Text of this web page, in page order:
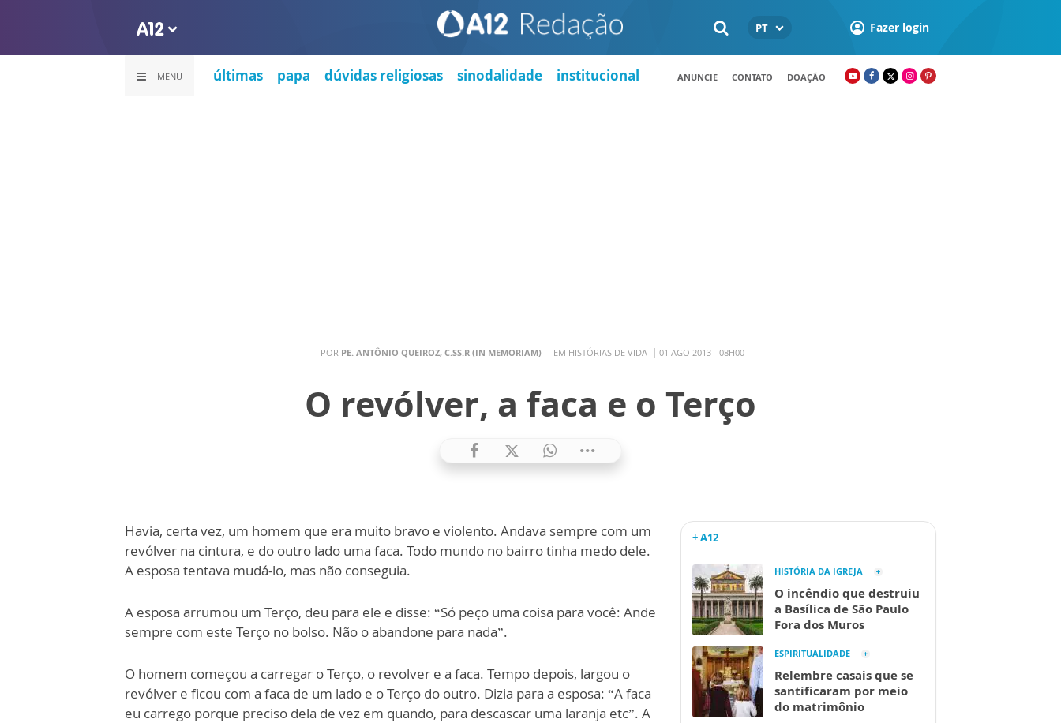
PT Fazer login
MENU últimas papa dúvidas religiosas sinodalidade institucional ANUNCIE CONTATO DOAÇÃO
POR PE. ANTÔNIO QUEIROZ, C.SS.R (IN MEMORIAM) EM HISTÓRIAS DE VIDA 01 AGO 2013 - 08H00
O revólver, a faca e o Terço
Havia, certa vez, um homem que era muito bravo e violento. Andava sempre com um
revólver na cintura, e do outro lado uma faca. Todo mundo no bairro tinha medo dele.
A esposa tentava mudá-lo, mas não conseguia.
A esposa arrumou um Terço, deu para ele e disse: “Só peço uma coisa para você: Ande
sempre com este Terço no bolso. Não o abandone para nada”.
O homem começou a carregar o Terço, o revolver e a faca. Tempo depois, largou o
revólver e ficou com a faca de um lado e o Terço do outro. Dizia para a esposa: “A faca
eu carrego porque preciso dela de vez em quando, para descascar uma laranja etc”. A
+ A12
HISTÓRIA DA IGREJA
O incêndio que destruiu
a Basílica de São Paulo
Fora dos Muros
ESPIRITUALIDADE
Relembre casais que se
santificaram por meio
do matrimônio